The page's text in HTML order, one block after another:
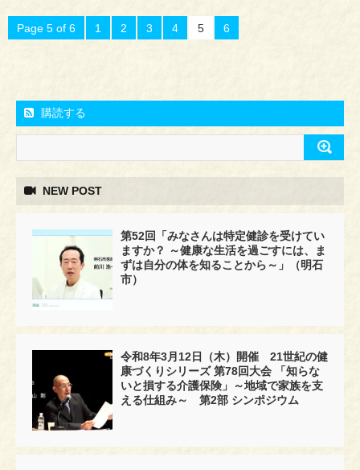
Page 5 of 6 1 2 3 4 5 6
購読する
NEW POST
第52回「みなさんは特定健診を受けてい
ますか？ ～健康な生活を過ごすには、ま
ずは自分の体を知ることから～」（明石
市）
令和8年3月12日（木）開催 21世紀の健
康づくりシリーズ 第78回大会 「知らな
いと損する介護保険」～地域で家族を支
える仕組み～ 第2部 シンポジウム